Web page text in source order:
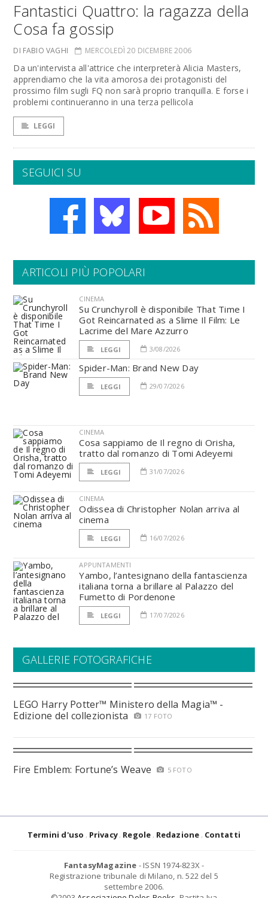
Fantastici Quattro: la ragazza della
Cosa fa gossip
DI FABIO VAGHI MERCOLEDÌ 20 DICEMBRE 2006
Da un'intervista all'attrice che interpreterà Alicia Masters,
apprendiamo che la vita amorosa dei protagonisti del
prossimo film sugli FQ non sarà proprio tranquilla. E forse i
problemi continueranno in una terza pellicola
LEGGI
SEGUICI SU
ARTICOLI PIÙ POPOLARI
CINEMA
Su Crunchyroll è disponibile That Time I
Got Reincarnated as a Slime Il Film: Le
Lacrime del Mare Azzurro
LEGGI 3/08/2026
Spider-Man: Brand New Day
LEGGI 29/07/2026
CINEMA
Cosa sappiamo de Il regno di Orisha,
tratto dal romanzo di Tomi Adeyemi
LEGGI 31/07/2026
CINEMA
Odissea di Christopher Nolan arriva al
cinema
LEGGI 16/07/2026
APPUNTAMENTI
Yambo, l’antesignano della fantascienza
italiana torna a brillare al Palazzo del
Fumetto di Pordenone
LEGGI 17/07/2026
GALLERIE FOTOGRAFICHE
LEGO Harry Potter™ Ministero della Magia™ -
Edizione del collezionista
17 FOTO
Fire Emblem: Fortune’s Weave 5 FOTO
Termini d'uso Privacy Regole Redazione Contatti
FantasyMagazine - ISSN 1974-823X -
Registrazione tribunale di Milano, n. 522 del 5
settembre 2006.